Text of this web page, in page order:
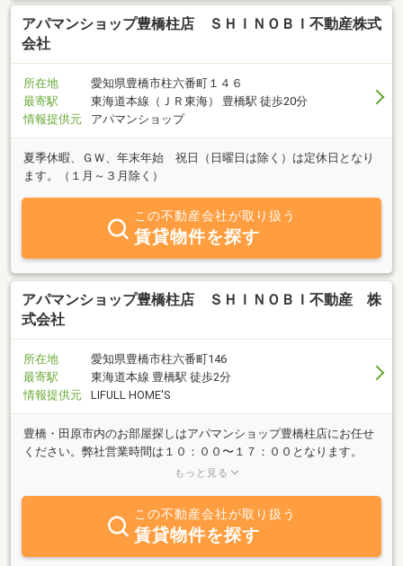
アパマンショップ豊橋柱店 ＳＨＩＮＯＢＩ不動産株式
会社
所在地
愛知県豊橋市柱六番町１４６
最寄駅
東海道本線（ＪＲ東海） 豊橋駅 徒歩20分
情報提供元
アパマンショップ
夏季休暇、ＧＷ、年末年始 祝日（日曜日は除く）は定休日となり
ます。（１月～３月除く）
この不動産会社が取り扱う
賃貸物件を探す
アパマンショップ豊橋柱店 ＳＨＩＮＯＢＩ不動産 株
式会社
所在地
愛知県豊橋市柱六番町146
最寄駅
東海道本線 豊橋駅 徒歩2分
情報提供元
LIFULL HOME'S
豊橋・田原市内のお部屋探しはアパマンショップ豊橋柱店にお任せ
ください。弊社営業時間は１０：００〜１７：００となります。
2026年8月11日(火)〜8月15日(土)までを夏季休業期間とさせて頂き
もっと見る
この不動産会社が取り扱う
賃貸物件を探す